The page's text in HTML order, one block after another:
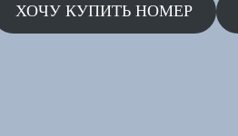
ХОЧУ КУПИТЬ НОМЕР